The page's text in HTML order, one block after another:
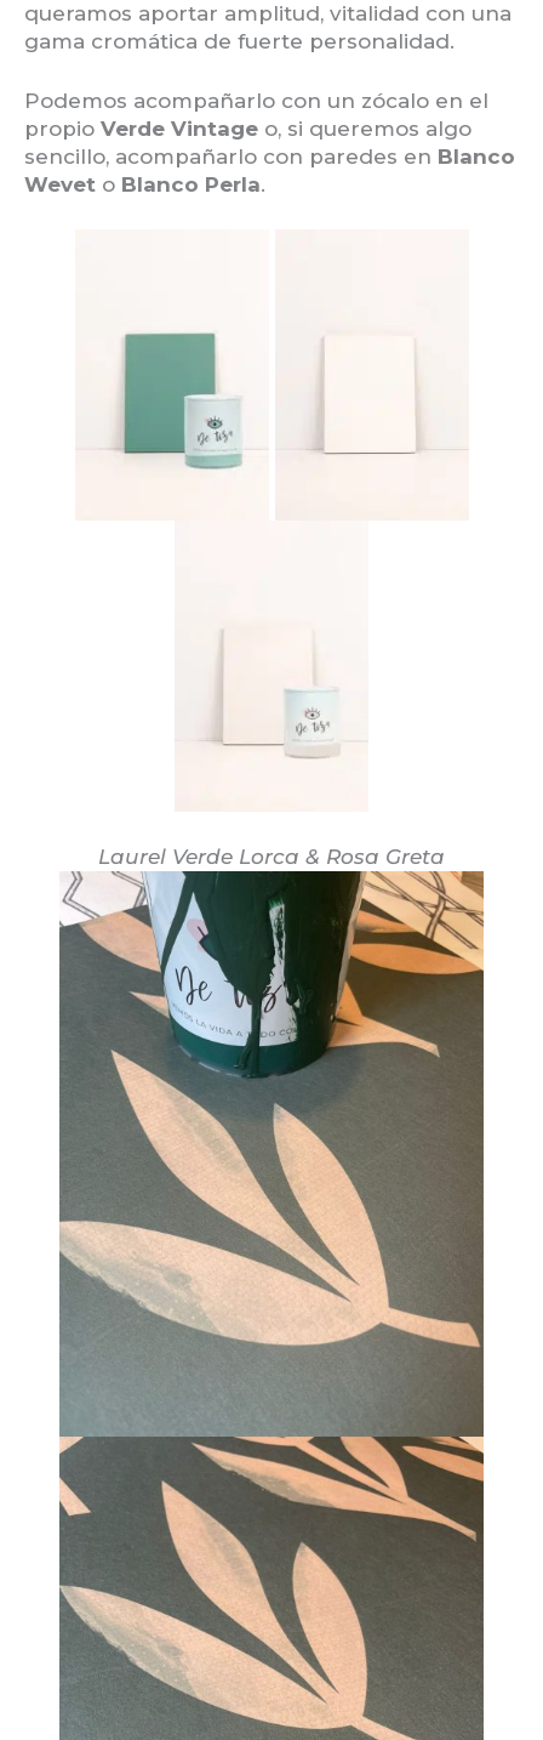
queramos aportar amplitud, vitalidad con una
gama cromática de fuerte personalidad.
Podemos acompañarlo con un zócalo en el
propio Verde Vintage o, si queremos algo
sencillo, acompañarlo con paredes en Blanco
Wevet o Blanco Perla.
Laurel Verde Lorca & Rosa Greta